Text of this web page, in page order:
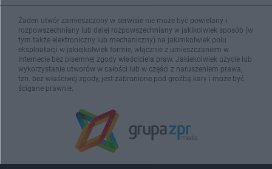
Żaden utwór zamieszczony w serwisie nie może być powielany i
rozpowszechniany lub dalej rozpowszechniany w jakikolwiek sposób (w
tym także elektroniczny lub mechaniczny) na jakimkolwiek polu
eksploatacji w jakiejkolwiek formie, włącznie z umieszczaniem w
Internecie bez pisemnej zgody właściciela praw. Jakiekolwiek użycie lub
wykorzystanie utworów w całości lub w części z naruszeniem prawa,
tzn. bez właściwej zgody, jest zabronione pod groźbą kary i może być
ścigane prawnie.